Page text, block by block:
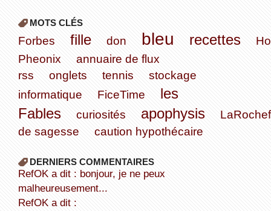
MOTS CLÉS
Forbes fille don bleu recettes
Pheonix
annuaire de flux
rss
onglets tennis
stockage
informatique
FiceTime
les
Fables
curiosités apophysis
de sagesse
caution hypothécaire
DERNIERS COMMENTAIRES
refOK a dit : bonjour, je ne peux
malheureusement...
refOK a dit :